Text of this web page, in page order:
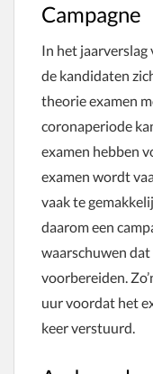
Campagne
In het jaarverslag
de kandidaten
theorie examen
coronaperiode
examen hebben
examen wordt
vaak te
daarom een
waarschuwen dat
voorbereiden.
uur voordat het
keer verstuurd.